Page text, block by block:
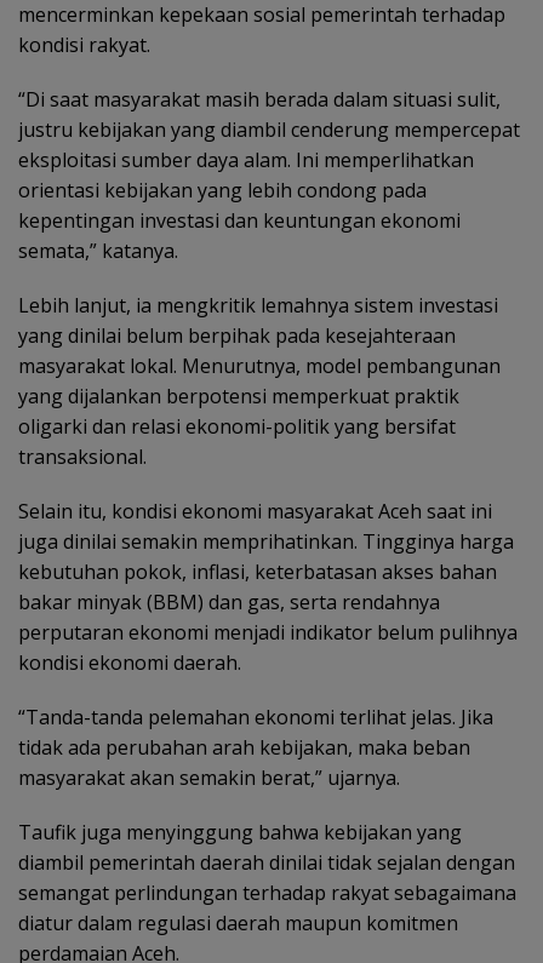
mencerminkan kepekaan sosial pemerintah terhadap
kondisi rakyat.
“Di saat masyarakat masih berada dalam situasi sulit,
justru kebijakan yang diambil cenderung mempercepat
eksploitasi sumber daya alam. Ini memperlihatkan
orientasi kebijakan yang lebih condong pada
kepentingan investasi dan keuntungan ekonomi
semata,” katanya.
Lebih lanjut, ia mengkritik lemahnya sistem investasi
yang dinilai belum berpihak pada kesejahteraan
masyarakat lokal. Menurutnya, model pembangunan
yang dijalankan berpotensi memperkuat praktik
oligarki dan relasi ekonomi-politik yang bersifat
transaksional.
Selain itu, kondisi ekonomi masyarakat Aceh saat ini
juga dinilai semakin memprihatinkan. Tingginya harga
kebutuhan pokok, inflasi, keterbatasan akses bahan
bakar minyak (BBM) dan gas, serta rendahnya
perputaran ekonomi menjadi indikator belum pulihnya
kondisi ekonomi daerah.
“Tanda-tanda pelemahan ekonomi terlihat jelas. Jika
tidak ada perubahan arah kebijakan, maka beban
masyarakat akan semakin berat,” ujarnya.
Taufik juga menyinggung bahwa kebijakan yang
diambil pemerintah daerah dinilai tidak sejalan dengan
semangat perlindungan terhadap rakyat sebagaimana
diatur dalam regulasi daerah maupun komitmen
perdamaian Aceh.